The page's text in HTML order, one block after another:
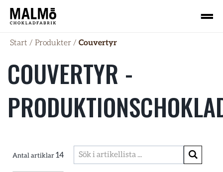
Start / Produkter / Couvertyr
COUVERTYR -
Antal artiklar 14